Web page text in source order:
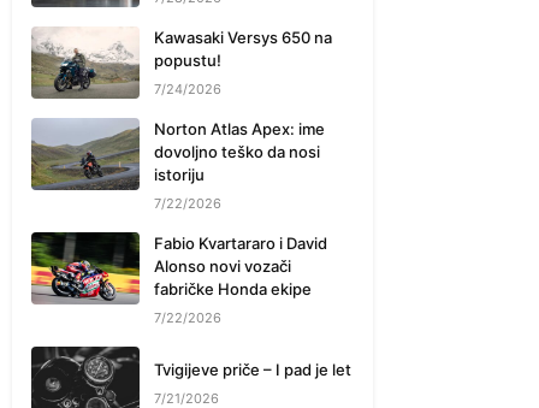
Kawasaki Versys 650 na
popustu!
7/24/2026
Norton Atlas Apex: ime
dovoljno teško da nosi
istoriju
7/22/2026
Fabio Kvartararo i David
Alonso novi vozači
fabričke Honda ekipe
7/22/2026
Tvigijeve priče – I pad je let
7/21/2026